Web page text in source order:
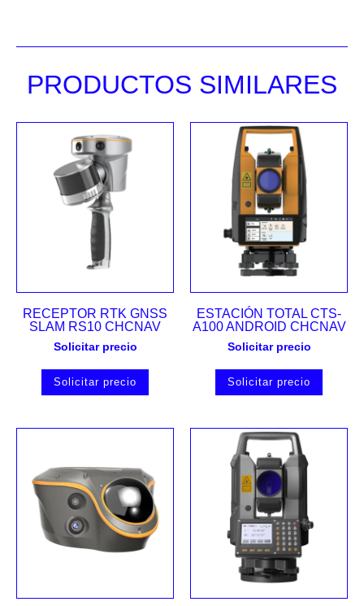
PRODUCTOS SIMILARES
RECEPTOR RTK GNSS
SLAM RS10 CHCNAV
Solicitar precio
Solicitar precio
ESTACIÓN TOTAL CTS-
A100 ANDROID CHCNAV
Solicitar precio
Solicitar precio